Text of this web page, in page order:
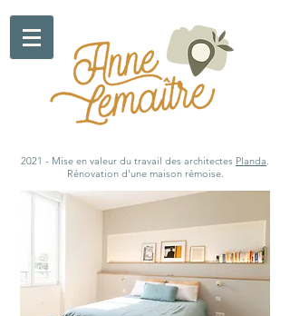
2021 - Mise en valeur du travail des architectes Planda.
Rénovation d'une maison rémoise.